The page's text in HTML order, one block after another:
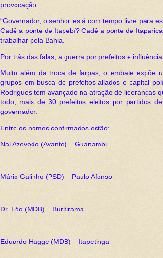
provocação:
“Governador, o senhor está com tempo livre para
Cadê a ponte de Itapebí? Cadê a ponte de
trabalhar pela Bahia.”
Por trás das falas, a guerra por prefeitos e
Muito além da troca de farpas, o embate expõe
grupos em busca de prefeitos aliados e capital
Rodrigues tem avançado na atração de lideranças
todo, mais de 30 prefeitos eleitos por partidos
governador.
Entre os nomes confirmados estão:
Nal Azevedo (Avante) – Guanambi
Mário Galinho (PSD) – Paulo Afonso
Dr. Léo (MDB) – Buritirama
Eduardo Hagge (MDB) – Itapetinga